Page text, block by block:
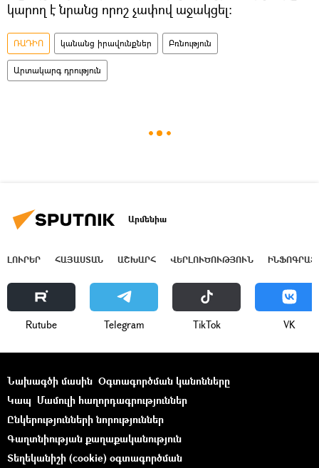
կարող է նրանց որոշ չափով աջակցել։
ՌԱԴԻՈ կանանց իրավունքներ Բռնություն
Արտակարգ դրություն
Արմենիա
ԼՈՒՐԵՐ ՀԱՅԱՍՏԱՆ ԱՇԽԱՐՀ ՎԵՐԼՈՒԾՈՒԹՅՈՒՆ
Rutube Telegram ТikТоk VK
Նախագծի մասին Օգտագործման կանոնները
Կապ Մամուլի հաղորդագրություններ
Ընկերությունների նորություններ
Գաղտնիության քաղաքականություն
Տեղեկանիշի (cookie) օգտագործման